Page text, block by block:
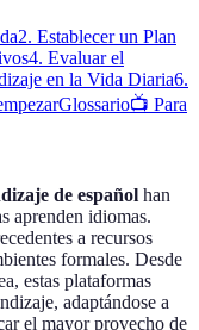
2. Establecer un Plan
4. Evaluar el
en la Vida Diaria6.
Glossario📺 Para
de español han
aprenden idiomas.
a recursos
formales. Desde
estas plataformas
adaptándose a
el mayor provecho de